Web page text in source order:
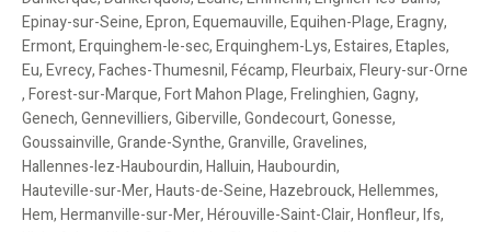
Epinay-sur-Seine,Epron,Equemauville,Equihen-Plage,Eragny,
Ermont,Erquinghem-le-sec,Erquinghem-Lys,Estaires,Etaples,
Eu,Evrecy,Faches-Thumesnil,Fécamp,Fleurbaix,Fleury-sur-Orne
,Forest-sur-Marque,Fort Mahon Plage,Frelinghien,Gagny,
Genech,Gennevilliers,Giberville,Gondecourt,Gonesse,
Goussainville,Grande-Synthe,Granville,Gravelines,
Hallennes-lez-Haubourdin,Halluin,Haubourdin,
Hauteville-sur-Mer,Hauts-de-Seine,Hazebrouck,Hellemmes,
Hem,Hermanville-sur-Mer,Hérouville-Saint-Clair,Honfleur,Ifs,